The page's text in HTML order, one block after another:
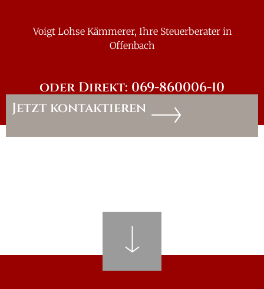
Voigt Lohse Kämmerer, Ihre Steuerberater in
Offenbach
Jetzt kontaktieren
oder Direkt: 069-860006-10